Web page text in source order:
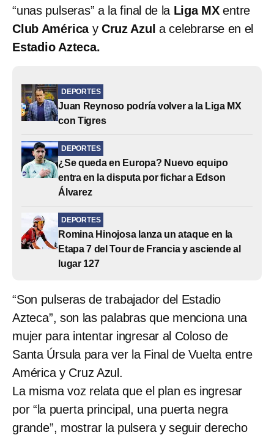
“unas pulseras” a la final de la Liga MXentre
Club Américay Cruz Azul a celebrarse en el
Estadio Azteca.
DEPORTES
Juan Reynoso podría volver a la Liga MX
con Tigres
DEPORTES
¿Se queda en Europa? Nuevo equipo
entra en la disputa por fichar a Edson
Álvarez
DEPORTES
Romina Hinojosa lanza un ataque en la
Etapa 7 del Tour de Francia y asciende al
lugar 127
“Son pulseras de trabajador del Estadio
Azteca”, son las palabras que menciona una
mujer para intentar ingresar al Coloso de
Santa Úrsula para ver la Final de Vuelta entre
América y Cruz Azul.
La misma voz relata que el plan es ingresar
por “la puerta principal, una puerta negra
grande”, mostrar la pulsera y seguir derecho